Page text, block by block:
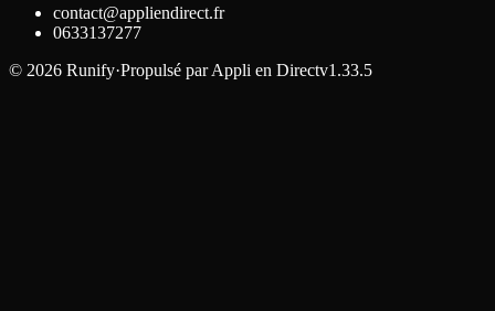
contact@appliendirect.fr
0633137277
© 2026 Runify·Propulsé par Appli en Directv1.33.5